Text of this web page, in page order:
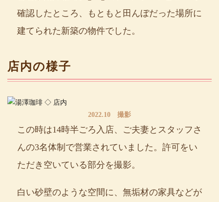
確認したところ、もともと田んぼだった場所に
建てられた新築の物件でした。
店内の様子
2022.10 撮影
この時は14時半ごろ入店、ご夫妻とスタッフさ
んの3名体制で営業されていました。許可をい
ただき空いている部分を撮影。
白い砂壁のような空間に、無垢材の家具などが